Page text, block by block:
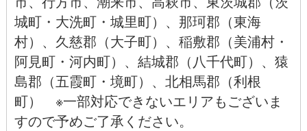
城町・大洗町・城里町）、那珂郡（東海
村）、久慈郡（大子町）、稲敷郡（美浦村・
阿見町・河内町）、結城郡（八千代町）、猿
島郡（五霞町・ 境町）、北相馬郡（利根
町） ※一部対応できないエリアもございま
すので予めご了承ください。